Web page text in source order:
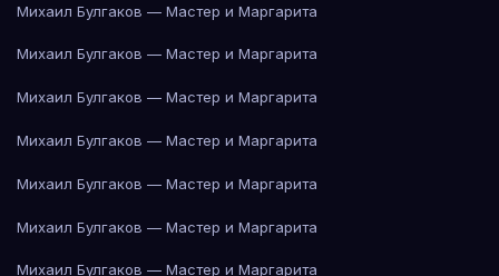
Михаил Булгаков — Мастер и Маргарита
Михаил Булгаков — Мастер и Маргарита
Михаил Булгаков — Мастер и Маргарита
Михаил Булгаков — Мастер и Маргарита
Михаил Булгаков — Мастер и Маргарита
Михаил Булгаков — Мастер и Маргарита
Михаил Булгаков — Мастер и Маргарита